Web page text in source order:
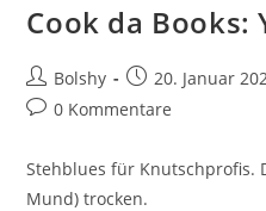
Cook da Books:
Beitrags-
Autor:
Bolshy
Beitrag
veröffentlicht:
20. Januar
Beitrags-
0 Kommentare
Stehblues für Knutschprofis.
Mund) trocken.